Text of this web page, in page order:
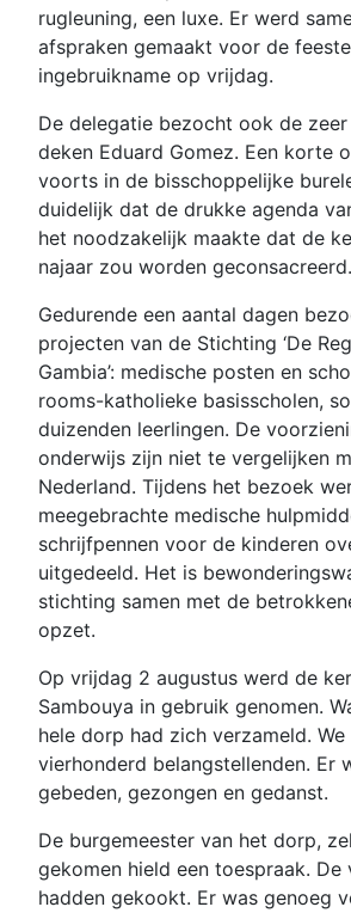
rugleuning, een luxe. Er werd
afspraken gemaakt voor de
ingebruikname op vrijdag.
De delegatie bezocht ook de
deken Eduard Gomez. Een korte
voorts in de bisschoppelijke
duidelijk dat de drukke agenda
het noodzakelijk maakte dat de
najaar zou worden geconsacreerd.
Gedurende een aantal dagen
projecten van de Stichting ‘De
Gambia’: medische posten en
rooms-katholieke basisscholen,
duizenden leerlingen. De
onderwijs zijn niet te vergelijken
Nederland. Tijdens het bezoek
meegebrachte medische
schrijfpennen voor de kinderen
uitgedeeld. Het is
stichting samen met de
opzet.
Op vrijdag 2 augustus werd de
Sambouya in gebruik genomen.
hele dorp had zich verzameld. We
vierhonderd belangstellenden. Er
gebeden, gezongen en gedanst.
De burgemeester van het dorp,
gekomen hield een toespraak. De
hadden gekookt. Er was genoeg